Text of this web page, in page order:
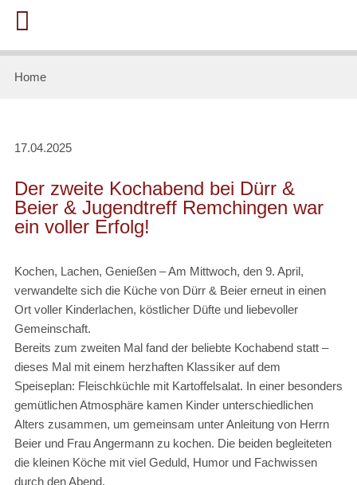
Home
17.04.2025
Der zweite Kochabend bei Dürr &
Beier & Jugendtreff Remchingen war
ein voller Erfolg!
Kochen, Lachen, Genießen – Am Mittwoch, den 9. April,
verwandelte sich die Küche von Dürr & Beier erneut in einen
Ort voller Kinderlachen, köstlicher Düfte und liebevoller
Gemeinschaft.
Bereits zum zweiten Mal fand der beliebte Kochabend statt –
dieses Mal mit einem herzhaften Klassiker auf dem
Speiseplan: Fleischküchle mit Kartoffelsalat. In einer besonders
gemütlichen Atmosphäre kamen Kinder unterschiedlichen
Alters zusammen, um gemeinsam unter Anleitung von Herrn
Beier und Frau Angermann zu kochen. Die beiden begleiteten
die kleinen Köche mit viel Geduld, Humor und Fachwissen
durch den Abend.